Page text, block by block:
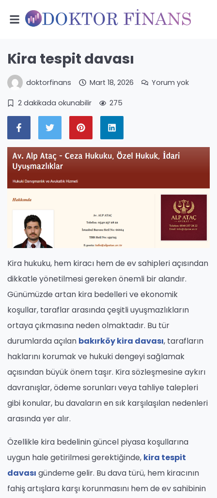
Kira tespit davası
doktorfinans Mart 18, 2026 Yorum yok
2 dakikada okunabilir 275
Kira hukuku, hem kiracı hem de ev sahipleri açısından
dikkatle yönetilmesi gereken önemli bir alandır.
Günümüzde artan kira bedelleri ve ekonomik
koşullar, taraflar arasında çeşitli uyuşmazlıkların
ortaya çıkmasına neden olmaktadır. Bu tür
durumlarda açılan bakırköy kira davası, tarafların
haklarını korumak ve hukuki dengeyi sağlamak
açısından büyük önem taşır. Kira sözleşmesine aykırı
davranışlar, ödeme sorunları veya tahliye talepleri
gibi konular, bu davaların en sık karşılaşılan nedenleri
arasında yer alır.
Özellikle kira bedelinin güncel piyasa koşullarına
uygun hale getirilmesi gerektiğinde, kira tespit
davası gündeme gelir. Bu dava türü, hem kiracının
fahiş artışlara karşı korunmasını hem de ev sahibinin